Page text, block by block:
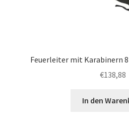
Feuerleiter mit Karabinern
€138,88
In den